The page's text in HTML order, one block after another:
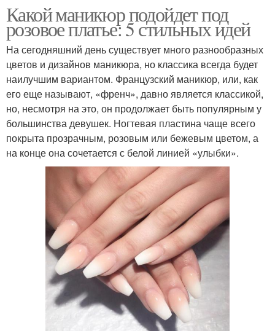
Какой маникюр подойдет под
розовое платье: 5 стильных идей
На сегодняшний день существует много разнообразных
цветов и дизайнов маникюра, но классика всегда будет
наилучшим вариантом. Французский маникюр, или, как
его еще называют, «френч», давно является классикой,
но, несмотря на это, он продолжает быть популярным у
большинства девушек. Ногтевая пластина чаще всего
покрыта прозрачным, розовым или бежевым цветом, а
на конце она сочетается с белой линией «улыбки».